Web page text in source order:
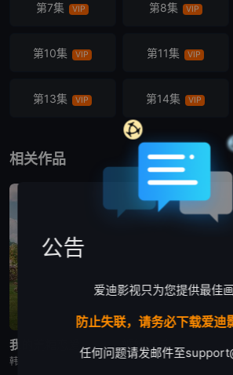
第7集 VIP 第8集 VIP
第10集 VIP 第11集 VIP
第13集 VIP 第14集 VIP
第17集 VIP
第20集
相关作品
已完结
我的荒糖恋爱
韩剧《我的荒糖恋爱》又名：这糟糕的爱情,这该死的爱情,Lovestruck,이런 엿같은 사랑，讲述了：野心勃勃的女检察官高恩世（贺营 饰）意外失忆，住进拳击教练张泰河（丁海寅 饰）家中，对方还自称是
更新至第11集
婚姻之后
韩剧《婚姻之后》又名：婚姻的完成,The Husband,The Fulfillment of Marriage,결혼의 완성，讲述了：神经外科权威姜泰柱（南宫珉 饰）因为老婆高世允（李雪 饰）在提出
公告
爱迪影视只为您提供最佳画
防止失联，请务必下载爱迪
任何问题请发邮件至